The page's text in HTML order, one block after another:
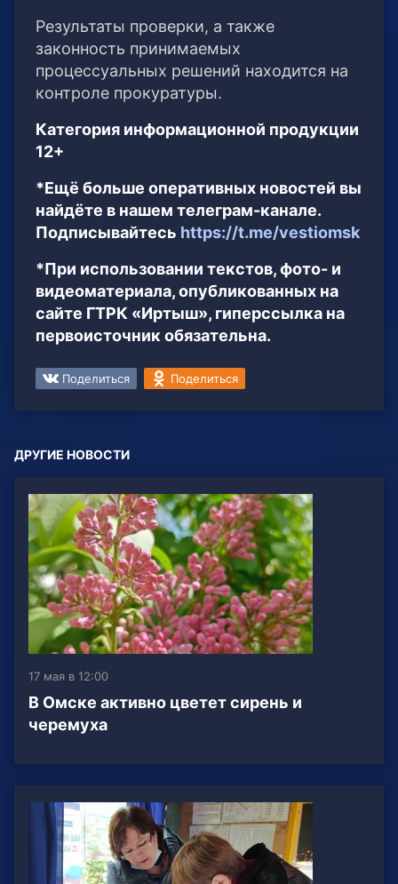
Результаты проверки, а также
законность принимаемых
процессуальных решений находится на
контроле прокуратуры.
Категория информационной продукции
12+
*Ещё больше оперативных новостей вы
найдёте в нашем телеграм-канале.
Подписывайтесь https://t.me/vestiomsk
*При использовании текстов, фото- и
видеоматериала, опубликованных на
сайте ГТРК «Иртыш», гиперссылка на
первоисточник обязательна.
Поделиться Поделиться
ДРУГИЕ НОВОСТИ
17 мая в 12:00
В Омске активно цветет сирень и
черемуха